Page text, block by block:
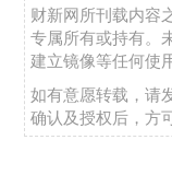
财新网所刊载内容
专属所有或持有。
建立镜像等任何使用
如有意愿转载，请
确认及授权后，方